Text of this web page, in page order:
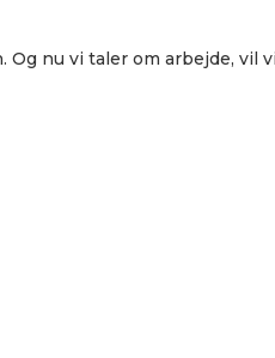
nu vi taler om arbejde, vil